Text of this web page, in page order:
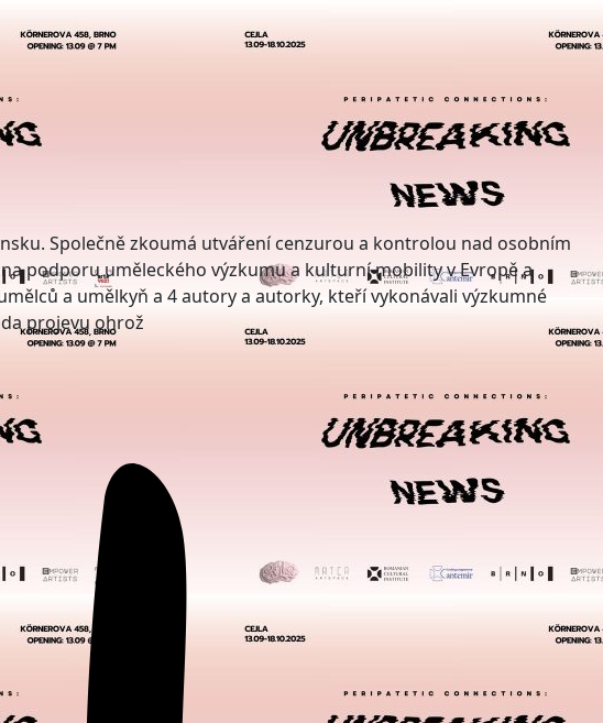
Společně zkoumá utváření cenzurou a kontrolou nad osobním
podporu uměleckého výzkumu a kulturní mobility v Evropě a
a umělkyň a 4 autory a autorky, kteří vykonávali výzkumné
projevu ohrož